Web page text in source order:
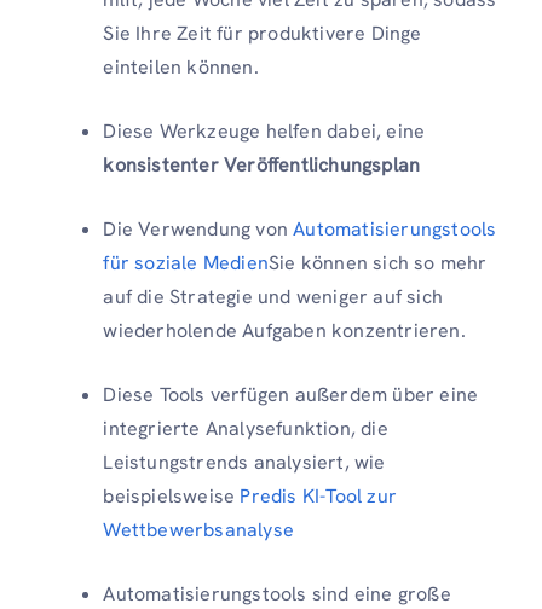
Sie Ihre Zeit für produktivere Dinge
einteilen können.
Diese Werkzeuge helfen dabei, eine
konsistenter Veröffentlichungsplan
Die Verwendung von Automatisierungstools
für soziale MedienSie können sich so mehr
auf die Strategie und weniger auf sich
wiederholende Aufgaben konzentrieren.
Diese Tools verfügen außerdem über eine
integrierte Analysefunktion, die
Leistungstrends analysiert, wie
beispielsweise Predis KI-Tool zur
Wettbewerbsanalyse
Automatisierungstools sind eine große